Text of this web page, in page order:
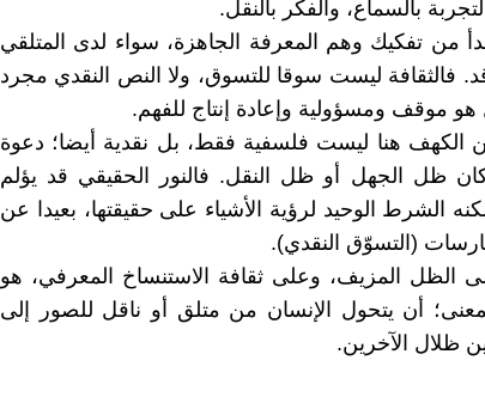
بالسماع، والفكر بالنقل.
من تفكيك وهم المعرفة الجاهزة، سواء لدى المتلقي
فالثقافة ليست سوقا للتسوق، ولا النص النقدي مجرد
هو موقف ومسؤولية وإعادة إنتاج للفهم.
الكهف هنا ليست فلسفية فقط، بل نقدية أيضا؛ دعوة
ظل الجهل أو ظل النقل. فالنور الحقيقي قد يؤلم
الشرط الوحيد لرؤية الأشياء على حقيقتها، بعيدا عن
(التسوّق النقدي).
الظل المزيف، وعلى ثقافة الاستنساخ المعرفي، هو
أن يتحول الإنسان من متلق أو ناقل للصور إلى
ظلال الآخرين.